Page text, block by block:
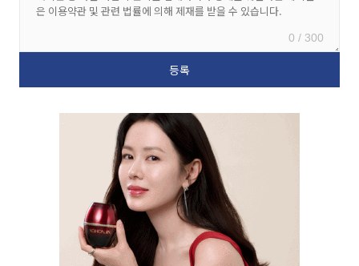
0 / 300